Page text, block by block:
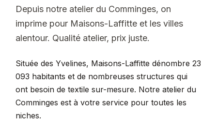
Depuis notre atelier du Comminges, on
imprime pour Maisons-Laffitte et les villes
alentour. Qualité atelier, prix juste.
Située des Yvelines, Maisons-Laffitte dénombre 23
093 habitants et de nombreuses structures qui
ont besoin de textile sur-mesure. Notre atelier du
Comminges est à votre service pour toutes les
niches.